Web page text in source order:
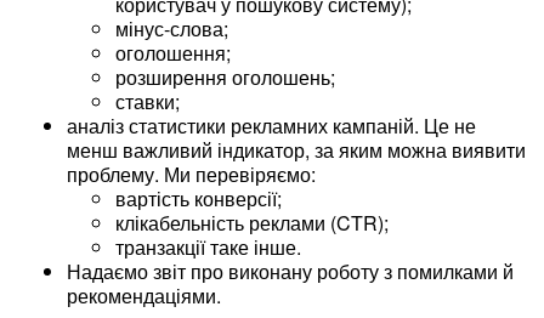
мінус-слова;
оголошення;
розширення оголошень;
ставки;
аналіз статистики рекламних кампаній. Це не
менш важливий індикатор, за яким можна виявити
проблему. Ми перевіряємо:
вартість конверсії;
клікабельність реклами (CTR);
транзакції таке інше.
Надаємо звіт про виконану роботу з помилками й
рекомендаціями.